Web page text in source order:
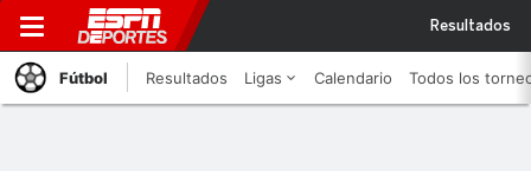
Resultados
Fútbol Resultados Ligas Calendario Todos los